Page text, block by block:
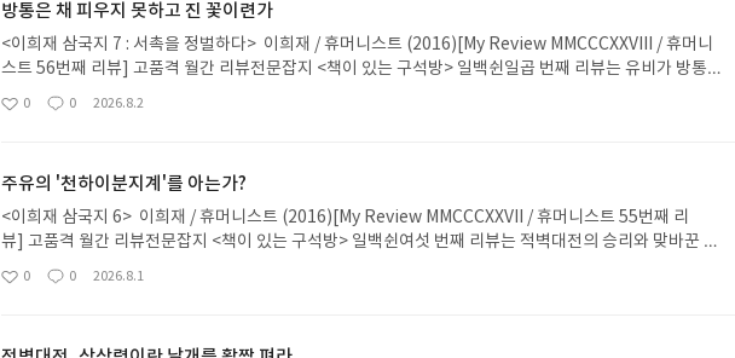
방통은 채 피우지 못하고 진 꽃이련가
<이희재 삼국지 7 : 서촉을 정벌하다> 이희재 / 휴머니스트 (2016)[My Review MMCCCXXVIII / 휴머니
스트 56번째 리뷰] 고품격 월간 리뷰전문잡지 <책이 있는 구석방> 일백쉰일곱 번째 리뷰는 유비가 방통의
도움을 받아 입촉에 성공하는 <이희재 삼국지 7>이다. 주유의 죽음에 이어, 이번에는 '방통의 죽음'에 대해
파'였던 탓에 봉추(봉황의 새끼)라 불리던 방통은 어차피 죽을 운명이었다는 안타까운 이야기를 했기 때문
이다. 허나 이는 반은 맞고 반은 틀린 이야기다. 그 이야기를 이번에 해보려 한다. 자, '책사편' 방통 이야기
를 시작한다.<이희재 삼국지 7> 관점 포인트 : 7권의 시작은 조조 vs 마초의 전투로 시작한다. 파죽지세로
마초의 무시무시한 기세에 눌려 초반에 조조군은 당황하지만, 흙담에 물을 부어 '얼음 성벽'을 하룻밤만에
좋
0
댓
0
작
2026.8.2
주유의 '천하이분지계'를 아는가?
<이희재 삼국지 6> 이희재 / 휴머니스트 (2016)[My Review MMCCCXXVII / 휴머니스트 55번째 리
뷰] 고품격 월간 리뷰전문잡지 <책이 있는 구석방> 일백쉰여섯 번째 리뷰는 적벽대전의 승리와 맞바꾼 주
유의 운명을 담은 <이희재 삼국지 6>이다. 소설 <삼국지>에서 적벽대전은 '제갈량의 원맨쇼'라고 해도 과
좋
0
댓
0
작
2026.8.1